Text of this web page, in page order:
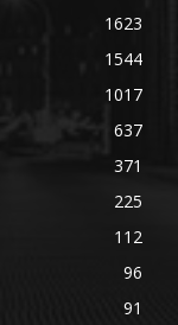
1623
1544
1017
637
371
225
112
96
91